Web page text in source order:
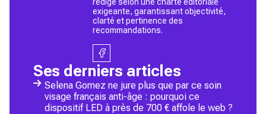
exigeante, garantissant objectivité,
clarté et pertinence des
recommandations.
Ses derniers articles
Selena Gomez ne jure plus que par ce soin
visage français anti-âge : pourquoi ce
dispositif LED à près de 700 € affole le web ?